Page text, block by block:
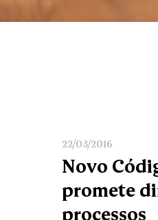
22/03/2016
Novo
promete
processos